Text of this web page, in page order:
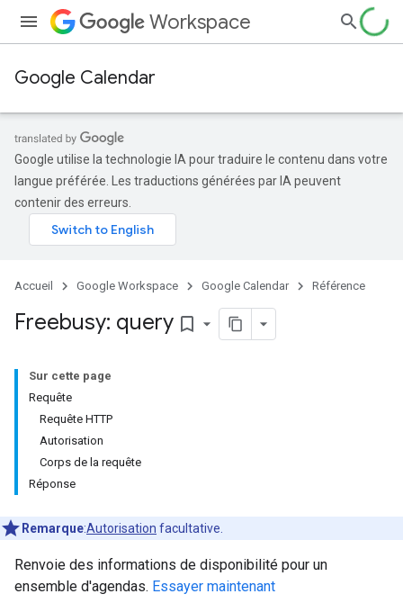
Workspace
Google Calendar
Google utilise la technologie IA pour traduire le contenu dans votre
langue préférée. Les traductions générées par IA peuvent
contenir des erreurs.
Accueil Google Workspace Google Calendar Référence
Freebusy: query bookmark_border
Sur cette page
Requête
Requête HTTP
Autorisation
Corps de la requête
Réponse
Remarque:Autorisation facultative.
Renvoie des informations de disponibilité pour un
ensemble d'agendas. Essayer maintenant